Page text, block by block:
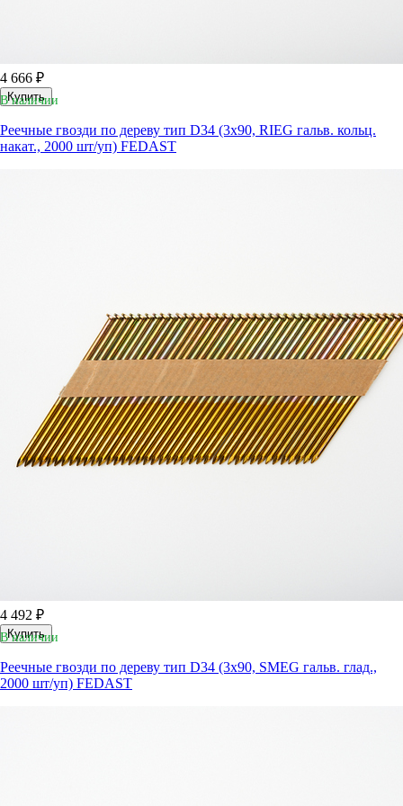
4 666 ₽
Купить
В наличии
Реечные гвозди по дереву тип D34 (3х90, RIEG гальв. кольц.
накат., 2000 шт/уп) FEDAST
4 492 ₽
Купить
В наличии
Реечные гвозди по дереву тип D34 (3х90, SMEG гальв. глад.,
2000 шт/уп) FEDAST